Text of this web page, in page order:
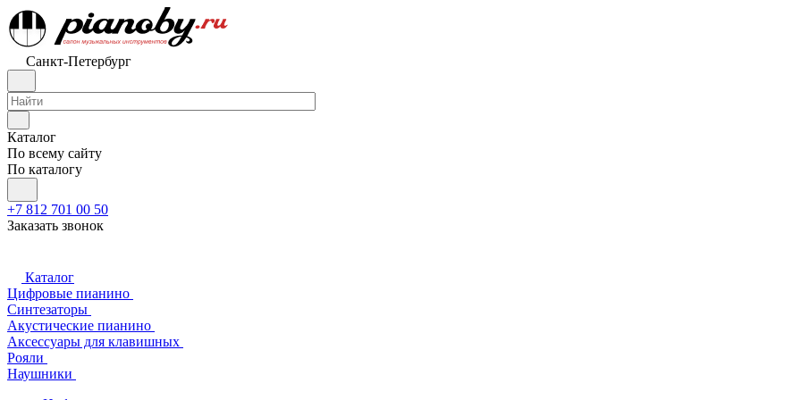
Санкт-Петербург
Каталог
По всему сайту
По каталогу
+7 812 701 00 50
Заказать звонок
Каталог
Цифровые пианино
Синтезаторы
Акустические пианино
Аксессуары для клавишных
Рояли
Наушники